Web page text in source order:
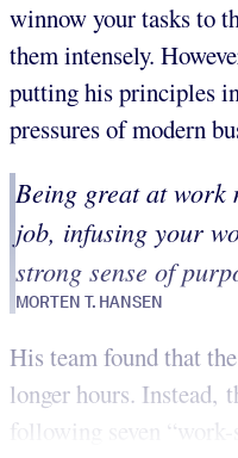
winnow your tasks to
them intensely.
putting his principles
pressures of modern
Being great at work
job, infusing your
strong sense of
MORTEN T. HANSEN
His team found that
longer hours. Instead,
following seven “work-